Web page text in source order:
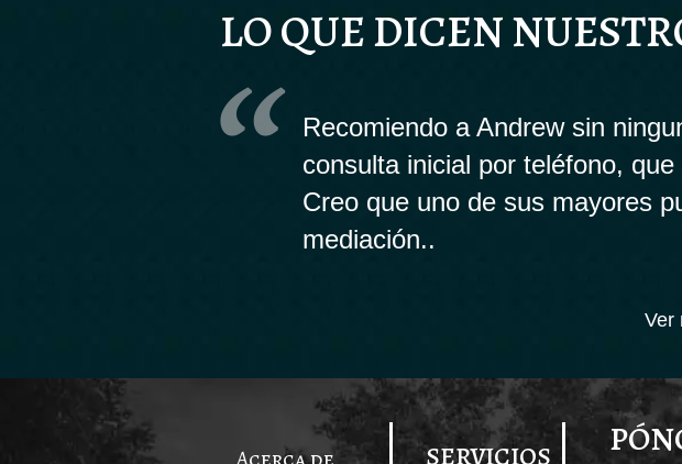
LO QUE DICEN
Recomiendo a Andrew sin
consulta inicial por teléfono,
Creo que uno de sus mayores
mediación..
Ver